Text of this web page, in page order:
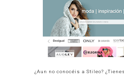
¿Aun no conocéis a Stileo?